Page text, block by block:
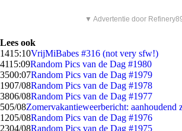
▼ Advertentie door
Lees ook
1415:10VrijMiBabes #316 (not very sfw!)
4115:09Random Pics van de Dag #1980
3500:07Random Pics van de Dag #1979
1907/08Random Pics van de Dag #1978
3806/08Random Pics van de Dag #1977
505/08Zomervakantieweerbericht: aanhoudend
1205/08Random Pics van de Dag #1976
2304/08Random Pics van de Dag #1975